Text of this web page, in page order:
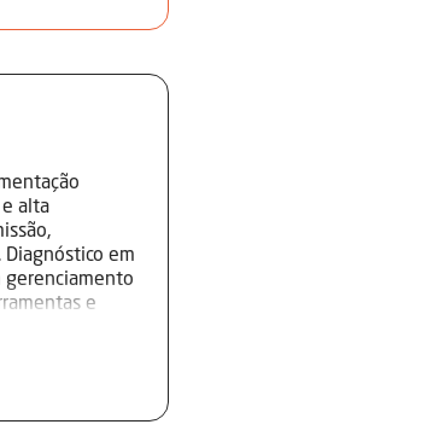
alta
Diagnóstico em
gerenciamento
e